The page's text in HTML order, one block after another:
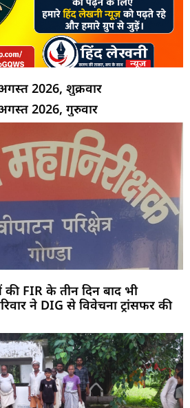
2026, शुक्रवार
2026, गुरुवार
FIR के तीन दिन बाद भी
ने DIG से विवेचना ट्रांसफर की